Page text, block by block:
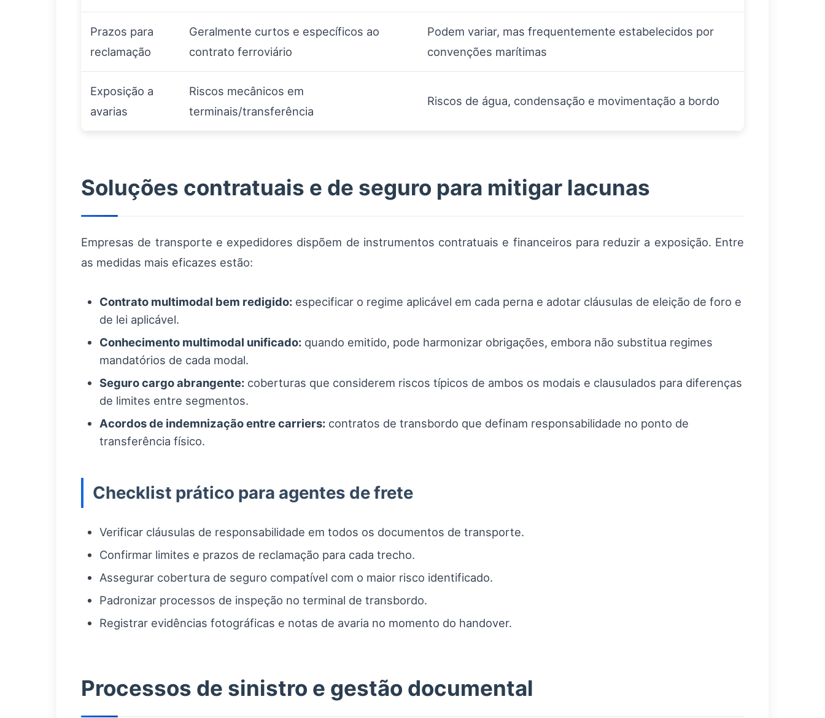
Prazos para
reclamação
Geralmente curtos e específicos ao
contrato ferroviário
Podem variar, mas frequentemente estabelecidos por
convenções marítimas
Exposição a
avarias
Riscos mecânicos em
terminais/transferência
Riscos de água, condensação e movimentação a bordo
Soluções contratuais e de seguro para mitigar lacunas
Empresas de transporte e expedidores dispõem de instrumentos contratuais e financeiros para reduzir a exposição. Entre
as medidas mais eficazes estão:
Contrato multimodal bem redigido: especificar o regime aplicável em cada perna e adotar cláusulas de eleição de foro e
de lei aplicável.
Conhecimento multimodal unificado: quando emitido, pode harmonizar obrigações, embora não substitua regimes
mandatórios de cada modal.
Seguro cargo abrangente: coberturas que considerem riscos típicos de ambos os modais e clausulados para diferenças
de limites entre segmentos.
Acordos de indemnização entre carriers: contratos de transbordo que definam responsabilidade no ponto de
transferência físico.
Checklist prático para agentes de frete
Verificar cláusulas de responsabilidade em todos os documentos de transporte.
Confirmar limites e prazos de reclamação para cada trecho.
Assegurar cobertura de seguro compatível com o maior risco identificado.
Padronizar processos de inspeção no terminal de transbordo.
Registrar evidências fotográficas e notas de avaria no momento do handover.
Processos de sinistro e gestão documental